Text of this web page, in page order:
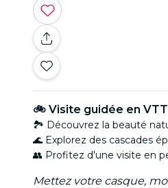
🚲 Visite guidée en
🏞️ Découvrez la beauté
🌊 Explorez des cascades
👥 Profitez d'une visite en
Mettez votre casque,